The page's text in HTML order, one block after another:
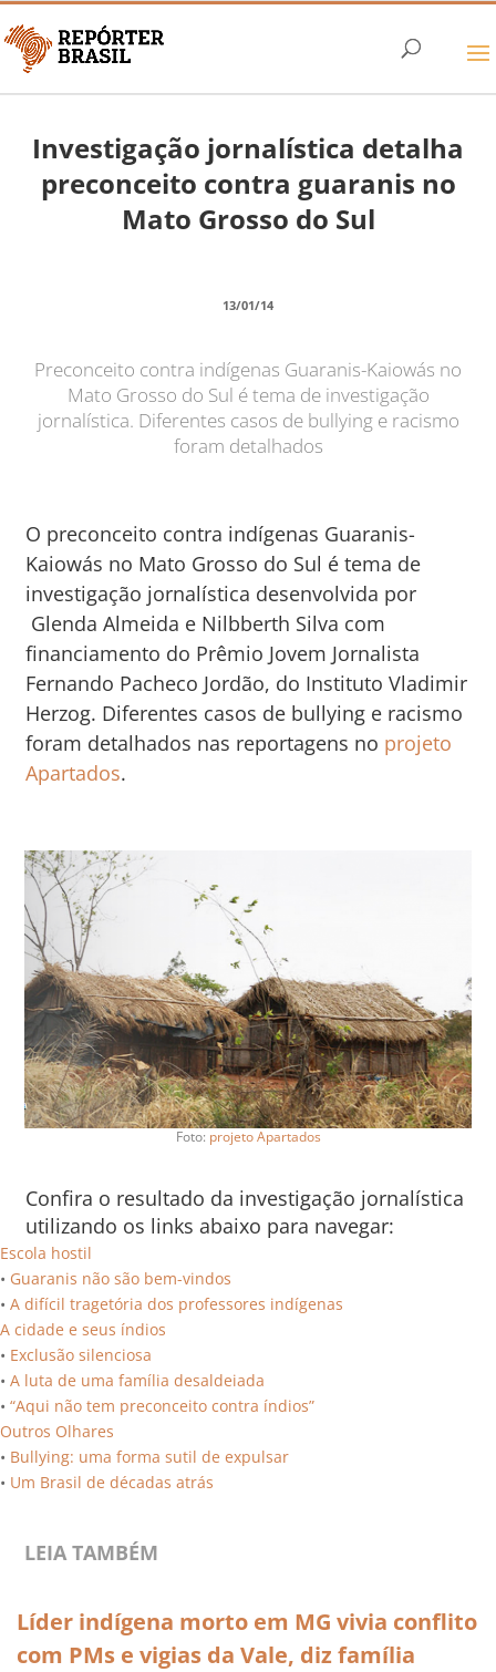
Investigação jornalística detalha
preconceito contra guaranis no
Mato Grosso do Sul
13/01/14
Preconceito contra indígenas Guaranis-Kaiowás no
Mato Grosso do Sul é tema de investigação
jornalística. Diferentes casos de bullying e racismo
foram detalhados
O preconceito contra indígenas Guaranis-
Kaiowás no Mato Grosso do Sul é tema de
investigação jornalística desenvolvida por
Glenda Almeida e Nilbberth Silva com
financiamento do Prêmio Jovem Jornalista
Fernando Pacheco Jordão, do Instituto Vladimir
Herzog. Diferentes casos de bullying e racismo
foram detalhados nas reportagens no projeto
Apartados.
Foto: projeto Apartados
Confira o resultado da investigação jornalística
utilizando os links abaixo para navegar:
Escola hostil
• Guaranis não são bem-vindos
• A difícil tragetória dos professores indígenas
A cidade e seus índios
• Exclusão silenciosa
• A luta de uma família desaldeiada
• “Aqui não tem preconceito contra índios”
Outros Olhares
• Bullying: uma forma sutil de expulsar
• Um Brasil de décadas atrás
LEIA TAMBÉM
Líder indígena morto em MG vivia conflito
com PMs e vigias da Vale, diz família